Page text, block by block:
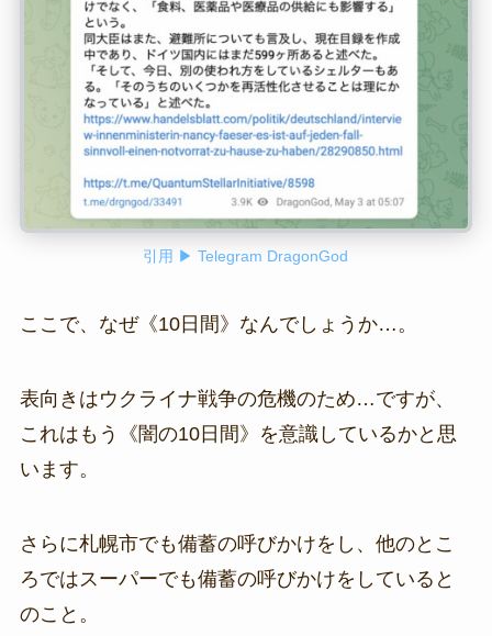
引用 ▶ Telegram DragonGod
ここで、なぜ《10日間》なんでしょうか…。
表向きはウクライナ戦争の危機のため…ですが、
これはもう《闇の10日間》を意識しているかと思
います。
さらに札幌市でも備蓄の呼びかけをし、他のとこ
ろではスーパーでも備蓄の呼びかけをしていると
のこと。